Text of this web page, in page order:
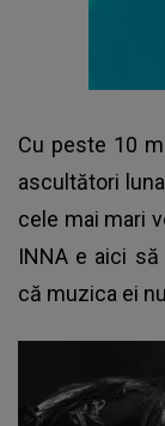
Cu peste 10
ascultători
cele mai mari
INNA e aici
că muzica ei